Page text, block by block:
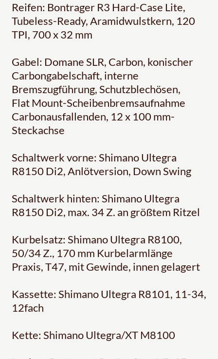
Reifen: Bontrager R3 Hard-Case Lite,
Tubeless-Ready, Aramidwulstkern, 120
TPI, 700 x 32 mm
Gabel: Domane SLR, Carbon, konischer
Carbongabelschaft, interne
Bremszugführung, Schutzblechösen,
Flat Mount-Scheibenbremsaufnahme
Carbonausfallenden, 12 x 100 mm-
Steckachse
Schaltwerk vorne: Shimano Ultegra
R8150 Di2, Anlötversion, Down Swing
Schaltwerk hinten: Shimano Ultegra
R8150 Di2, max. 34 Z. an größtem Ritzel
Kurbelsatz: Shimano Ultegra R8100,
50/34 Z., 170 mm Kurbelarmlänge
Praxis, T47, mit Gewinde, innen gelagert
Kassette: Shimano Ultegra R8101, 11-34,
12fach
Kette: Shimano Ultegra/XT M8100